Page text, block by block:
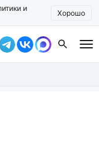
и
Хорошо